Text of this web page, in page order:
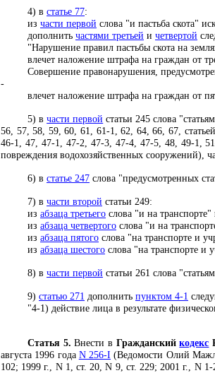
4) в статье 77:
из части первой слова "и пастьба скота"
дополнить частями третьей и четвертой
"Нарушение правил пастьбы скота на
влечет наложение штрафа на граждан от
Совершение правонарушения,
-
влечет наложение штрафа на граждан от
5) вчасти первой статьи 245 слова
56, 57, 58, 59, 60, 61, 61-1, 62, 64, 66, 67,
46-1, 47, 47-1, 47-2, 47-3, 47-4, 47-5, 48, 49-1,
повреждения водохозяйственных сооружений),
6) в статье 247 слова "предусмотренных
7) в части второй статьи 249:
из абзаца третьего слова "и на транспорте"
из абзаца четвертого слова "и на
из абзаца пятого слова "на транспорте и
из абзаца шестого слова "на транспорте и
8) в части первой статьи 261 слова
9) статью 271 дополнить пунктом 4-1
"4-1) действие лица в результате
Статья 5. Внести в Гражданскийкодекс
августа 1996 года N 256-I (Ведомости Олий
102; 1999 г., N 1, ст. 20, N 9, ст. 229; 2001 г., N